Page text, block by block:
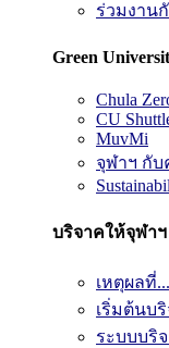
ร่วมงาน
Green
Chula
CU
MuvMi
จุฬาฯ กับ
บริจาคให้จุฬาฯ
เหตุผลที่
เริ่มต้นบ
ระบบบริ